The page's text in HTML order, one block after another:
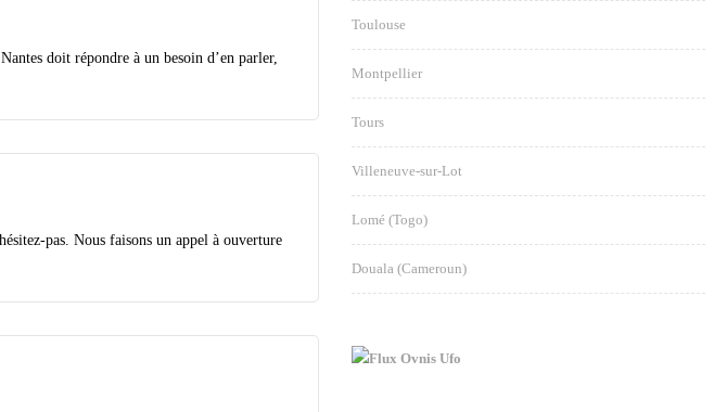
doit répondre à un besoin d’en parler,
pas. Nous faisons un appel à ouverture
Toulouse
Montpellier
Tours
Villeneuve-sur-Lot
Lomé (Togo)
Douala (Cameroun)
Ovnis Ufo